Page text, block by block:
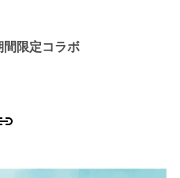
限定コラボ